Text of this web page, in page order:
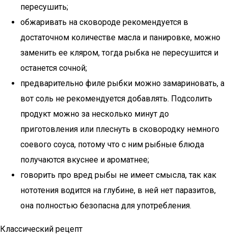
пересушить;
обжаривать на сковороде рекомендуется в
достаточном количестве масла и панировке, можно
заменить ее кляром, тогда рыбка не пересушится и
останется сочной;
предварительно филе рыбки можно замариновать, а
вот соль не рекомендуется добавлять. Подсолить
продукт можно за несколько минут до
приготовления или плеснуть в сковородку немного
соевого соуса, потому что с ним рыбные блюда
получаются вкуснее и ароматнее;
говорить про вред рыбы не имеет смысла, так как
нототения водится на глубине, в ней нет паразитов,
она полностью безопасна для употребления.
Классический рецепт